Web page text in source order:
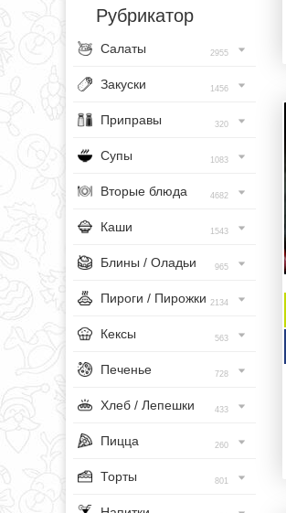
Рубрикатор
Салаты 2955
Закуски 1456
Приправы 320
Супы 1083
Вторые блюда 4682
Каши 1543
Блины / Оладьи 965
Пироги / Пирожки 2134
Кексы 563
Печенье 728
Хлеб / Лепешки 433
Пицца 260
Торты 801